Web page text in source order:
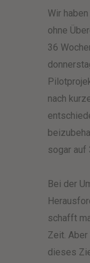
Wir
ohne
36
nach
sogar auf
Bei der
schafft
Zeit.
dieses